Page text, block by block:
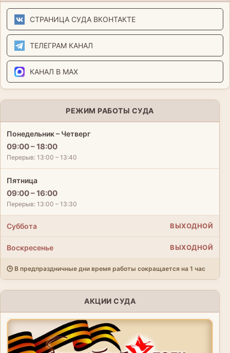
СТРАНИЦА СУДА ВКОНТАКТЕ
ТЕЛЕГРАМ КАНАЛ
КАНАЛ В MAX
РЕЖИМ РАБОТЫ СУДА
Понедельник – Четверг
09:00 – 18:00
Перерыв: 13:00 – 13:40
Пятница
09:00 – 16:00
Перерыв: 13:00 – 13:30
Суббота ВЫХОДНОЙ
Воскресенье ВЫХОДНОЙ
🕒 В предпраздничные дни время работы сокращается на 1 час
АКЦИИ СУДА